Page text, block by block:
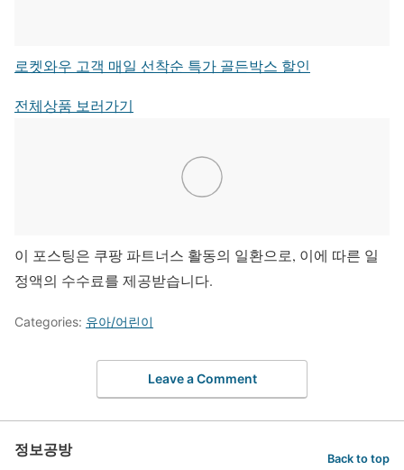
로켓와우 고객 매일 선착순 특가 골든박스 할인
전체상품 보러가기
이 포스팅은 쿠팡 파트너스 활동의 일환으로, 이에 따른 일
정액의 수수료를 제공받습니다.
Categories: 유아/어린이
Leave a Comment
정보공방 Back to top